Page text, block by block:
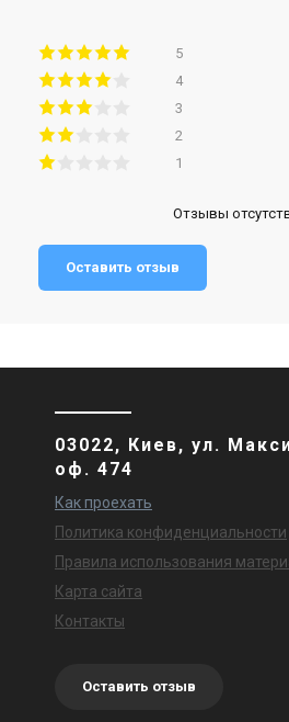
5
4
3
2
1
Отзывы
Оставить отзыв
03022, Киев, ул.
оф. 474
Как проехать
Политика конфиденциальности
Правила использования
Карта сайта
Контакты
Оставить отзыв